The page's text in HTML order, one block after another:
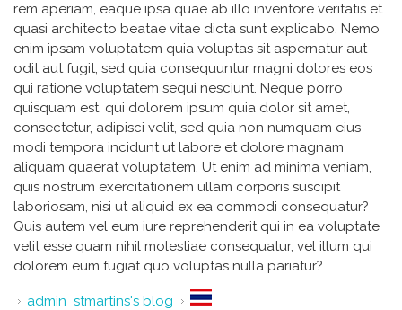
rem aperiam, eaque ipsa quae ab illo inventore veritatis et
quasi architecto beatae vitae dicta sunt explicabo. Nemo
enim ipsam voluptatem quia voluptas sit aspernatur aut
odit aut fugit, sed quia consequuntur magni dolores eos
qui ratione voluptatem sequi nesciunt. Neque porro
quisquam est, qui dolorem ipsum quia dolor sit amet,
consectetur, adipisci velit, sed quia non numquam eius
modi tempora incidunt ut labore et dolore magnam
aliquam quaerat voluptatem. Ut enim ad minima veniam,
quis nostrum exercitationem ullam corporis suscipit
laboriosam, nisi ut aliquid ex ea commodi consequatur?
Quis autem vel eum iure reprehenderit qui in ea voluptate
velit esse quam nihil molestiae consequatur, vel illum qui
dolorem eum fugiat quo voluptas nulla pariatur?
admin_stmartins's blog